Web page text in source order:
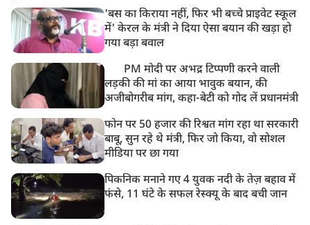
'बस का किराया नहीं, फिर भी बच्चे प्राइवेट स्कूल
में' केरल के मंत्री ने दिया ऐसा बयान की खड़ा हो
गया बड़ा बवाल
PM मोदी पर अभद्र टिप्पणी करने वाली
लड़की की मां का आया भावुक बयान, की
अजीबोगरीब मांग, कहा-बेटी को गोद लें प्रधानमंत्री
फोन पर 50 हजार की रिश्वत मांग रहा था सरकारी
बाबू, सुन रहे थे मंत्री, फिर जो किया, वो सोशल
मीडिया पर छा गया
पिकनिक मनाने गए 4 युवक नदी के तेज़ बहाव में
फंसे, 11 घंटे के सफल रेस्क्यू के बाद बची जान